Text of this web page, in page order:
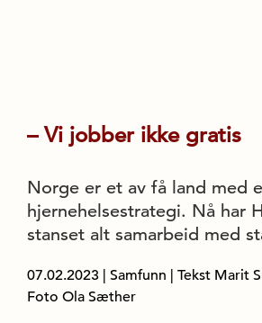
– Vi jobber ikke gratis
Norge er et av få land med
hjernehelsestrategi. Nå har
stanset alt samarbeid med
07.02.2023 Samfunn
| Tekst Marit
Foto Ola Sæther